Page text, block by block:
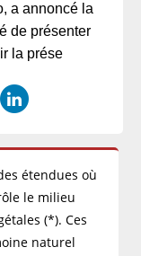
a annoncé la
de présenter
la prése
étendues où
le milieu
(*). Ces
naturel